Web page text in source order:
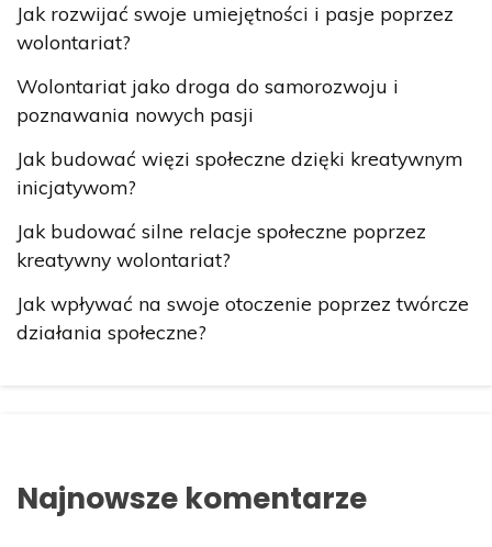
Jak rozwijać swoje umiejętności i pasje poprzez
wolontariat?
Wolontariat jako droga do samorozwoju i
poznawania nowych pasji
Jak budować więzi społeczne dzięki kreatywnym
inicjatywom?
Jak budować silne relacje społeczne poprzez
kreatywny wolontariat?
Jak wpływać na swoje otoczenie poprzez twórcze
działania społeczne?
Najnowsze komentarze